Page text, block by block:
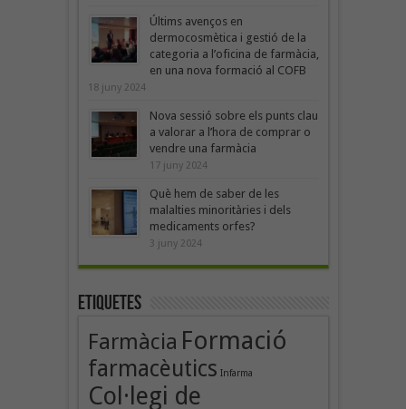
Últims avenços en
dermocosmètica i gestió de la
categoria a l’oficina de farmàcia,
en una nova formació al COFB
18 juny 2024
Nova sessió sobre els punts clau
a valorar a l’hora de comprar o
vendre una farmàcia
17 juny 2024
Què hem de saber de les
malalties minoritàries i dels
medicaments orfes?
3 juny 2024
Etiquetes
Farmàcia Formació
farmacèutics Infarma
Col·legi de